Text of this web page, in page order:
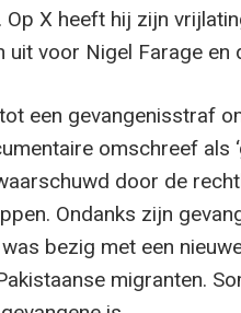
X heeft hij zijn
voor Nigel Farage en
een gevangenisstraf
omschreef als
door de
Ondanks zijn
bezig met een
migranten.